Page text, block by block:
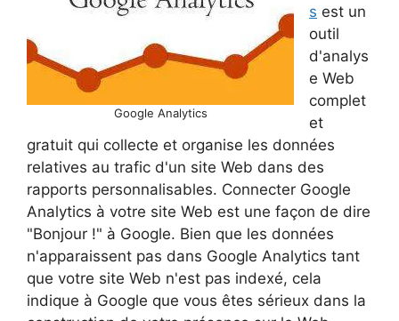
Google Analytics
s est un
outil
d'analys
e Web
complet
et
gratuit qui collecte et organise les données
relatives au trafic d'un site Web dans des
rapports personnalisables. Connecter Google
Analytics à votre site Web est une façon de dire
"Bonjour !" à Google. Bien que les données
n'apparaissent pas dans Google Analytics tant
que votre site Web n'est pas indexé, cela
indique à Google que vous êtes sérieux dans la